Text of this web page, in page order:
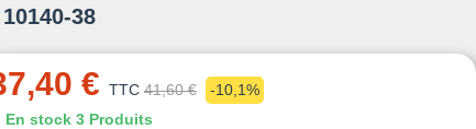
38
€ TTC 41,60 €
-10,1%
En stock 3 Produits